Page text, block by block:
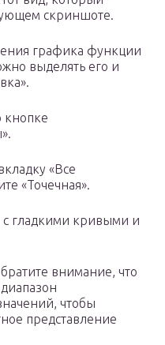
скриншоте.
графика функции
выделять его и
кнопке
«Все
«Точечная».
с гладкими кривыми и
внимание, что
чтобы
представление